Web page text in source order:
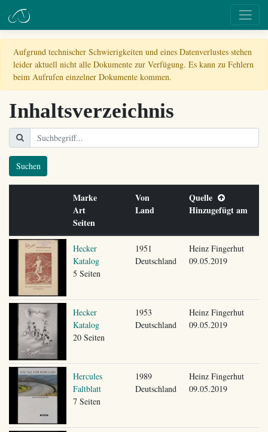
Aufgrund technischer Schwierigkeiten und eines Datenverlustes stehen
leider aktuell nicht alle Dokumente zur Verfügung. Es kann zu Fehlern
beim Aufrufen einzelner Dokumente kommen.
Inhaltsverzeichnis
Suchen
Marke
Art
Seiten
Von
Land
Quelle
Hinzugefügt am
Hecker
Katalog
5 Seiten
1951
Deutschland
Heinz Fingerhut
09.05.2019
Hecker
Katalog
20 Seiten
1953
Deutschland
Heinz Fingerhut
09.05.2019
Hercules
Faltblatt
7 Seiten
1989
Deutschland
Heinz Fingerhut
09.05.2019